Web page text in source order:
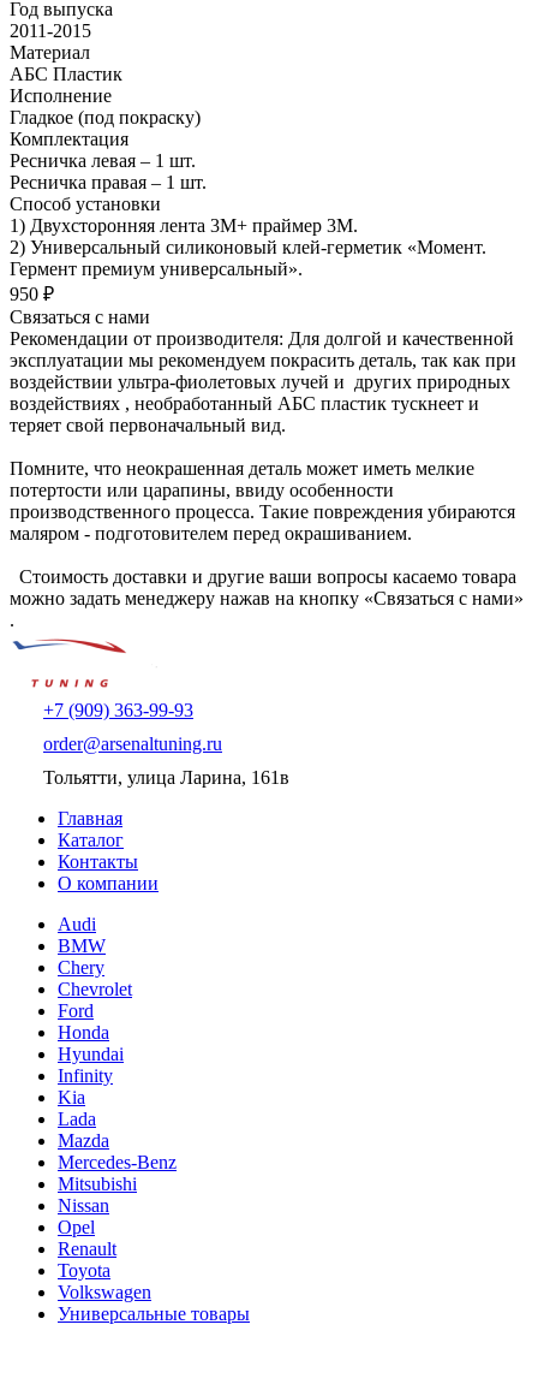
Год выпуска
2011-2015
Материал
АБС Пластик
Исполнение
Гладкое (под покраску)
Комплектация
Ресничка левая – 1 шт.
Ресничка правая – 1 шт.
Способ установки
1) Двухсторонняя лента 3М+ праймер 3М.
2) Универсальный силиконовый клей-герметик «Момент.
Гермент премиум универсальный».
950 ₽
Связаться с нами
Рекомендации от производителя: Для долгой и качественной
эксплуатации мы рекомендуем покрасить деталь, так как при
воздействии ультра-фиолетовых лучей и других природных
воздействиях , необработанный АБС пластик тускнеет и
теряет свой первоначальный вид.
Помните, что неокрашенная деталь может иметь мелкие
потертости или царапины, ввиду особенности
производственного процесса. Такие повреждения убираются
маляром - подготовителем перед окрашиванием.
Стоимость доставки и другие ваши вопросы касаемо товара
можно задать менеджеру нажав на кнопку «Связаться с нами»
.
+7 (909) 363-99-93
order@arsenaltuning.ru
Тольятти, улица Ларина, 161в
Главная
Каталог
Контакты
О компании
Audi
BMW
Chery
Chevrolet
Ford
Honda
Hyundai
Infinity
Kia
Lada
Mazda
Mercedes-Benz
Mitsubishi
Nissan
Opel
Renault
Toyota
Volkswagen
Универсальные товары